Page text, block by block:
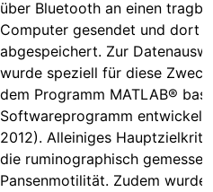
über Bluetooth an einen
Computer gesendet und dort
abgespeichert. Zur
wurde speziell für diese
dem Programm MATLAB®
Softwareprogramm entwickelt
2012). Alleiniges
die ruminographisch
Pansenmotilität. Zudem